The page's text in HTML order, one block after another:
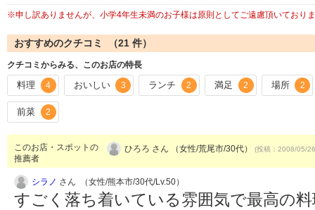
※申し訳ありませんが、小学4年生未満のお子様は原則としてご遠慮頂いており
おすすめのクチコミ （21 件）
クチコミからみる、このお店の特長
料理 4 おいしい 3 ランチ 2 満足 2 場所 2
前菜 2
このお店・スポットの
推薦者
ひろろ さん （女性/荒尾市/30代） (投稿：2008/05/
シラノ さん （女性/熊本市/30代/Lv.50）
すごく落ち着いている雰囲気で最高の